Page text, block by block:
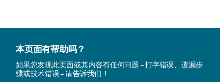
本页面有帮助吗？
如果您发现此页面或其内容有任何问题 – 打字错误、遗漏步
骤或技术错误 – 请告诉我们！